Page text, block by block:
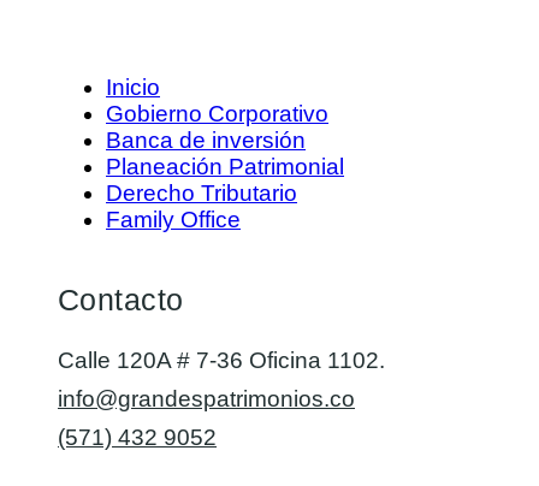
Inicio
Gobierno Corporativo
Banca de inversión
Planeación Patrimonial
Derecho Tributario
Family Office
Contacto
Calle 120A # 7-36 Oficina 1102.
info@grandespatrimonios.co
(571) 432 9052